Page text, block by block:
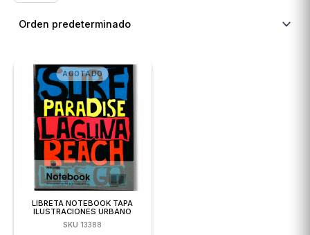
AGOTADO
LIBRETA NOTEBOOK TAPA
ILUSTRACIONES URBANO
SKU 13388